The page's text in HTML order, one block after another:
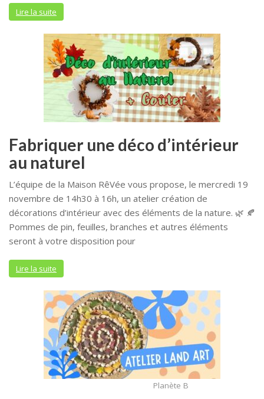
Lire la suite
Fabriquer une déco d’intérieur
au naturel
L’équipe de la Maison RêVée vous propose, le mercredi 19
novembre de 14h30 à 16h, un atelier création de
décorations d’intérieur avec des éléments de la nature. 🌿 🍂
Pommes de pin, feuilles, branches et autres éléments
seront à votre disposition pour
Lire la suite
Planète B